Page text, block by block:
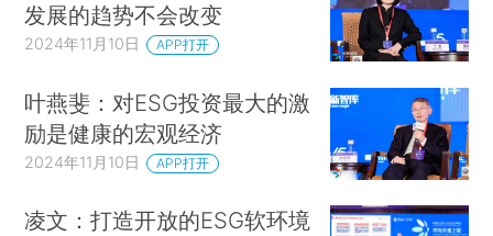
发展的趋势不会改变
2024年11月10日 APP打开
叶燕斐：对ESG投资最大的激
励是健康的宏观经济
2024年11月10日 APP打开
凌文：打造开放的ESG软环境